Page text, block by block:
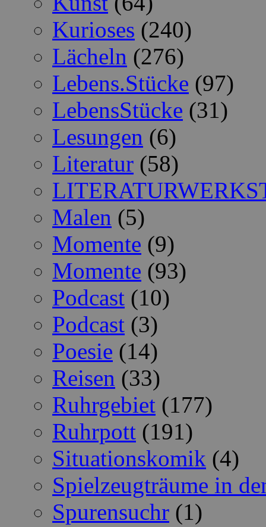
Kurioses (240)
Lächeln (276)
Lebens.Stücke (97)
LebensStücke (31)
Lesungen (6)
Literatur (58)
Malen (5)
Momente (9)
Momente (93)
Podcast (10)
Podcast (3)
Poesie (14)
Reisen (33)
Ruhrgebiet (177)
Ruhrpott (191)
Situationskomik (4)
Spielzeugträume in
Spurensuchr (1)